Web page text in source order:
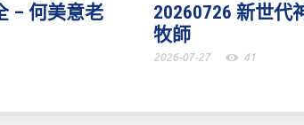
– 何美意老
20260726 新世代
牧師
2026-07-27 41